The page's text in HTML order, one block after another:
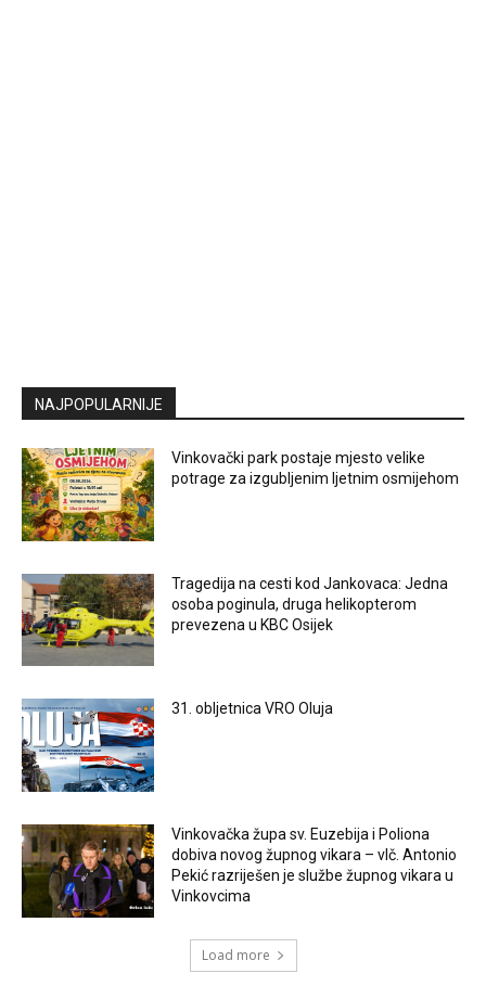
NAJPOPULARNIJE
Vinkovački park postaje mjesto velike
potrage za izgubljenim ljetnim osmijehom
Tragedija na cesti kod Jankovaca: Jedna
osoba poginula, druga helikopterom
prevezena u KBC Osijek
31. obljetnica VRO Oluja
Vinkovačka župa sv. Euzebija i Poliona
dobiva novog župnog vikara – vlč. Antonio
Pekić razriješen je službe župnog vikara u
Vinkovcima
Load more